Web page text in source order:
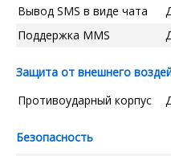
Вывод SMS в виде чата
Поддержка MMS
Защита от внешнего
Противоударный корпус
Безопасность